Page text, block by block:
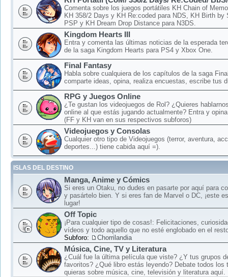
Comenta sobre los juegos portátiles KH Chain of
KH 358/2 Days y KH Re:coded para NDS, KH Birth by
PSP y KH Dream Drop Distance para N3DS.
Kingdom Hearts III
Entra y comenta las últimas noticias de la esperada
de la saga Kingdom Hearts para PS4 y Xbox One.
Final Fantasy
Habla sobre cualquiera de los capítulos de la saga
comparte ideas, opina, realiza encuestas, escribe tus
RPG y Juegos Online
¿Te gustan los videojuegos de Rol? ¿Quieres
online al que estás jugando actualmente? Entra y
(FF y KH van en sus respectivos subforos)
Videojuegos y Consolas
Cualquier otro tipo de Videojuegos (terror, aventura,
deportes...) tiene cabida aquí =).
ISLAS DEL DESTINO
Manga, Anime y Cómics
Si eres un Otaku, no dudes en pasarte por aquí para
y pasártelo bien. Y si eres fan de Marvel o DC, ¡este
lugar!
Off Topic
¡Para cualquier tipo de cosas!: Felicitaciones,
vídeos y todo aquello que no esté englobado en el
Subforo:
Chorrilandia
Música, Cine, TV y Literatura
¿Cuál fue la última película que viste? ¿Y tus grupos
favoritos? ¿Qué libro estás leyendo? Debate todos los
quieras sobre música, cine, televisión y literatura aquí.